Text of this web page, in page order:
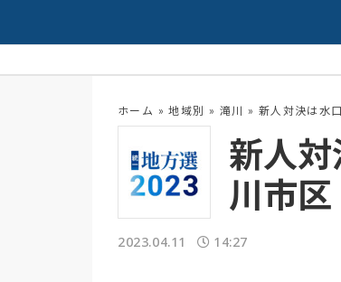
ホーム »地域別 » 滝川 » 新人対決は水
新人
川市区
2023.04.11 14:27